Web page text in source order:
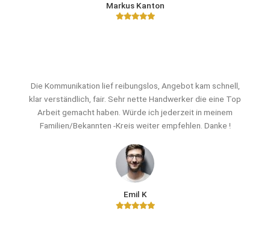
Markus Kanton
Die Kommunikation lief reibungslos, Angebot kam schnell,
klar verständlich, fair. Sehr nette Handwerker die eine Top
Arbeit gemacht haben. Würde ich jederzeit in meinem
Familien/Bekannten -Kreis weiter empfehlen. Danke !
Emil K